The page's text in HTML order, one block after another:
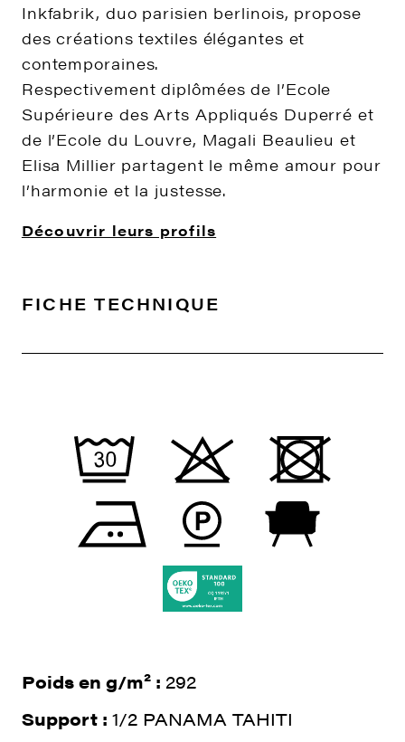
Inkfabrik, duo parisien berlinois, propose
des créations textiles élégantes et
contemporaines.
Respectivement diplômées de l’Ecole
Supérieure des Arts Appliqués Duperré et
de l’Ecole du Louvre, Magali Beaulieu et
Elisa Millier partagent le même amour pour
l’harmonie et la justesse.
Découvrir leurs profils
FICHE TECHNIQUE
Poids en g/m² : 292
Support : 1/2 PANAMA TAHITI